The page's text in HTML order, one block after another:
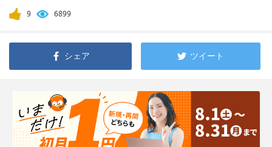
9 6899
シェア ツイート